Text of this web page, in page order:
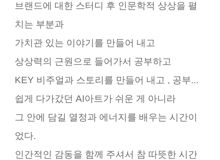
브랜드에 대한 스터디 후 인문학적 상상을 펼
치는 부분과
가치관 있는 이야기를 만들어 내고
상상력의 근원으로 들어가서 공부하고
KEY 비주얼과 스토리를 만들어 내고 , 공부...
쉽게 다가갔던 AI아트가 쉬운 게 아니라
그 안에 담길 열정과 에너지를 배우는 시간이
었다.
인간적인 감동을 함께 주셔서 참 따뜻한 시간